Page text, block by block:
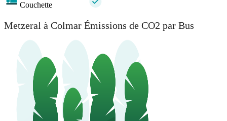
Couchette
Metzeral à Colmar Émissions de CO2 par Bus